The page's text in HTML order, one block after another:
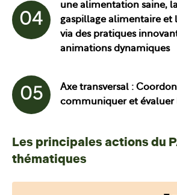
04
une alimentation saine,
gaspillage alimentaire et
via des pratiques
animations dynamiques
05
Axe transversal :
communiquer et évaluer
Les principales actions du
thématiques